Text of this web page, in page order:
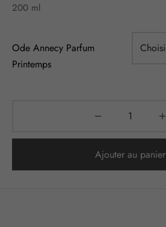
200 ml
Ode Annecy Parfum
Printemps
Ajouter au panier